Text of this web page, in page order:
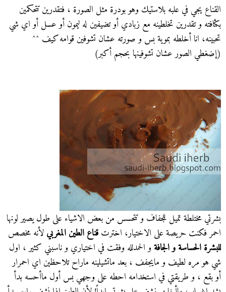
القناع يجي في علبه بلاستيك وهو بودرة مثل الصورة ، فتقدرين تتحكمين
بكثافته و تقدرين تخلطينه مع زبادي أو تضيفين له ليمون أو عسل أو اي شي
تحبينه، انا أخلطه بموية بس و صورته عشان تشوفين قوامه كيف ^^
(إضغطي الصور عشان تشوفينها بحجم أكبر)
بشرتي مختلطة تميل للجفاف و تتحسس من بعض الاشياء على طول يصير لونها
احمر فكنت حريصة على الاختيار، اخترتقناع الطين المغربيلأنه مخصص
للبشرة الحساسة و الجافةو الحمدلله وفقت في اختياري و ناسبني كثير ، اول
شي هو مره لطيف و مايجفف ، بعد ماتشيلينه ماراح تلاحظين اي احمرار
أو بقع ، و طريقتي في استخدامه احطه على وجهي بس أول ماأحسه بدأ